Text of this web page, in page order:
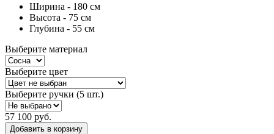
Ширина - 180 см
Высота - 75 см
Глубина - 55 см
Выберите материал
Выберите цвет
Выберите ручки (5 шт.)
57 100 руб.
Добавить в корзину